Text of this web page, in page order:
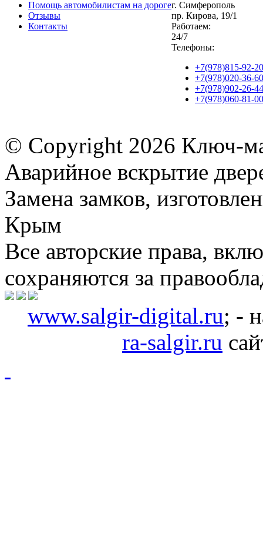
Помощь автомобилистам на дороге
Отзывы
Контакты
г. Симферополь
пр. Кирова, 19/1
Работаем:
24/7
Телефоны:
+7(978)815-92-20
+7(978)020-36-60
+7(978)902-26-44
+7(978)060-81-00
© Copyright 2026 Ключ-
Аварийное вскрытие
Замена замков,
Крым
Все авторские права,
сохраняются за
www.salgir-digital.ru; -
ra-salgir.ru